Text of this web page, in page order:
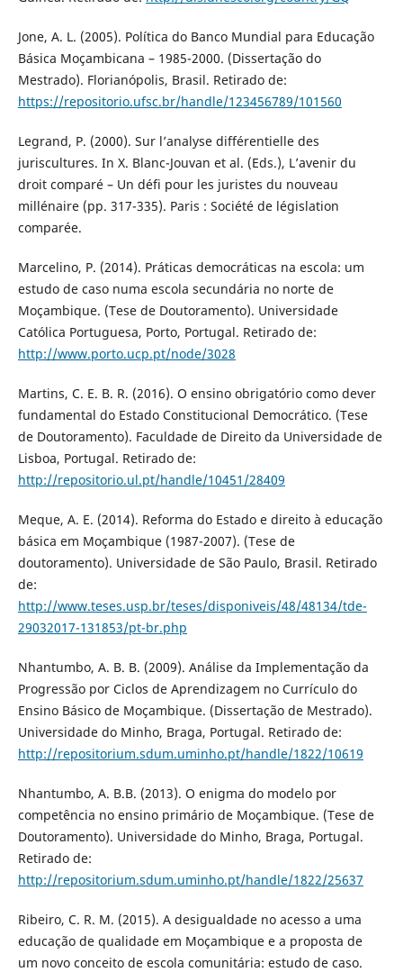
Jone, A. L. (2005). Política do Banco Mundial para Educação
Básica Moçambicana – 1985-2000. (Dissertação do
Mestrado). Florianópolis, Brasil. Retirado de:
https://repositorio.ufsc.br/handle/123456789/101560
Legrand, P. (2000). Sur l’analyse différentielle des
juriscultures. In X. Blanc-Jouvan et al. (Eds.), L’avenir du
droit comparé – Un défi pour les juristes du nouveau
millénaire (pp. 317-335). Paris : Société de législation
comparée.
Marcelino, P. (2014). Práticas democráticas na escola: um
estudo de caso numa escola secundária no norte de
Moçambique. (Tese de Doutoramento). Universidade
Católica Portuguesa, Porto, Portugal. Retirado de:
http://www.porto.ucp.pt/node/3028
Martins, C. E. B. R. (2016). O ensino obrigatório como dever
fundamental do Estado Constitucional Democrático. (Tese
de Doutoramento). Faculdade de Direito da Universidade de
Lisboa, Portugal. Retirado de:
http://repositorio.ul.pt/handle/10451/28409
Meque, A. E. (2014). Reforma do Estado e direito à educação
básica em Moçambique (1987-2007). (Tese de
doutoramento). Universidade de São Paulo, Brasil. Retirado
de:
http://www.teses.usp.br/teses/disponiveis/48/48134/tde-
29032017-131853/pt-br.php
Nhantumbo, A. B. B. (2009). Análise da Implementação da
Progressão por Ciclos de Aprendizagem no Currículo do
Ensino Básico de Moçambique. (Dissertação de Mestrado).
Universidade do Minho, Braga, Portugal. Retirado de:
http://repositorium.sdum.uminho.pt/handle/1822/10619
Nhantumbo, A. B.B. (2013). O enigma do modelo por
competência no ensino primário de Moçambique. (Tese de
Doutoramento). Universidade do Minho, Braga, Portugal.
Retirado de:
http://repositorium.sdum.uminho.pt/handle/1822/25637
Ribeiro, C. R. M. (2015). A desigualdade no acesso a uma
educação de qualidade em Moçambique e a proposta de
um novo conceito de escola comunitária: estudo de caso.